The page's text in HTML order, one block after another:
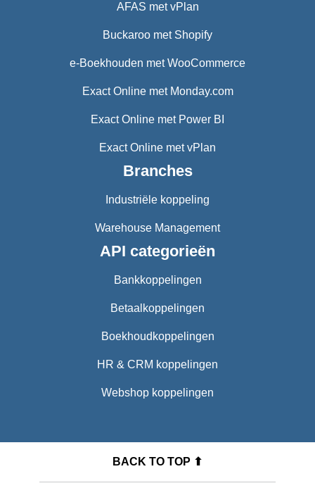
AFAS met vPlan
Buckaroo met Shopify
e-Boekhouden met WooCommerce
Exact Online met Monday.com
Exact Online met Power BI
Exact Online met vPlan
Branches
Industriële koppeling
Warehouse Management
API categorieën
Bankkoppelingen
Betaalkoppelingen
Boekhoudkoppelingen
HR & CRM koppelingen
Webshop koppelingen
BACK TO TOP ⬆